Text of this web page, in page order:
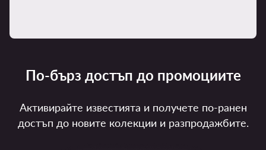
По-бърз достъп до промоциите
Активирайте известията и получете по-ранен
достъп до новите колекции и разпродажбите.